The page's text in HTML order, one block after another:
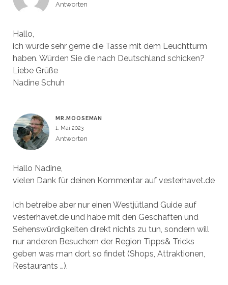
Antworten
Hallo,
ich würde sehr gerne die Tasse mit dem Leuchtturm
haben. Würden Sie die nach Deutschland schicken?
Liebe Grüße
Nadine Schuh
MR.MOOSEMAN
1. Mai 2023
Antworten
Hallo Nadine,
vielen Dank für deinen Kommentar auf vesterhavet.de
Ich betreibe aber nur einen Westjütland Guide auf
vesterhavet.de und habe mit den Geschäften und
Sehenswürdigkeiten direkt nichts zu tun, sondern will
nur anderen Besuchern der Region Tipps& Tricks
geben was man dort so findet (Shops, Attraktionen,
Restaurants …).